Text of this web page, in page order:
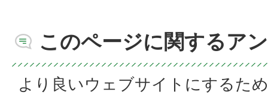
このページに関するア
より良いウェブサイトにするた